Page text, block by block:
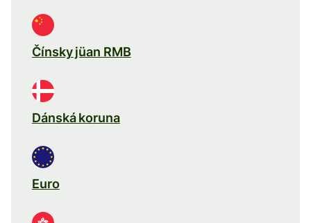
Čínsky jüan RMB
Dánská koruna
Euro